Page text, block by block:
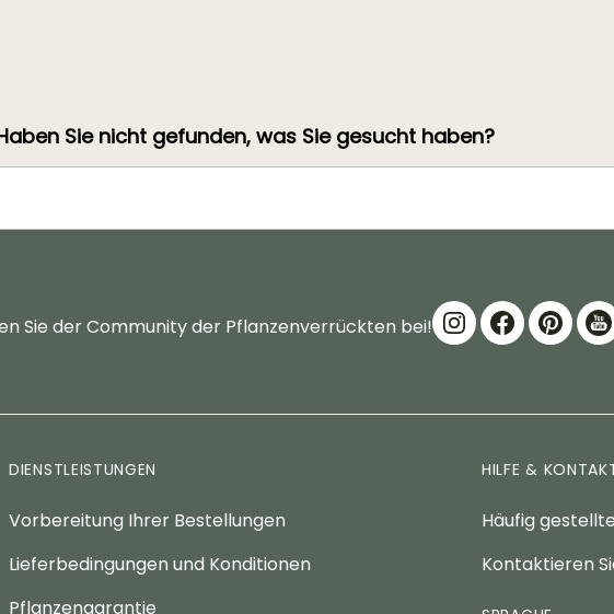
Sie nicht gefunden, was Sie gesucht haben?
Sie der Community der Pflanzenverrückten bei!
DIENSTLEISTUNGEN
Vorbereitung Ihrer Bestellungen
Lieferbedingungen und Konditionen
Pflanzengarantie
HILFE &
Häufig
Kontaktieren